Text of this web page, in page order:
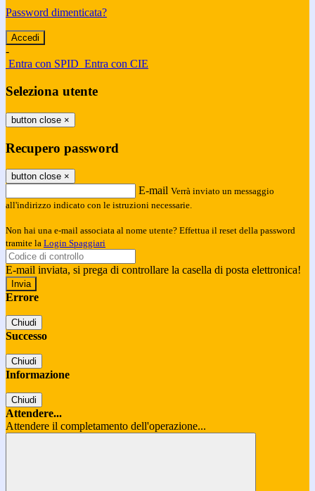
Password dimenticata?
-
Entra con SPID Entra con CIE
Seleziona utente
button close ×
Recupero password
button close ×
E-mail Verrà inviato un messaggio
all'indirizzo indicato con le istruzioni necessarie.
Non hai una e-mail associata al nome utente? Effettua il reset della password
tramite la Login Spaggiari
E-mail inviata, si prega di controllare la casella di posta elettronica!
Errore
Chiudi
Successo
Chiudi
Informazione
Chiudi
Attendere...
Attendere il completamento dell'operazione...